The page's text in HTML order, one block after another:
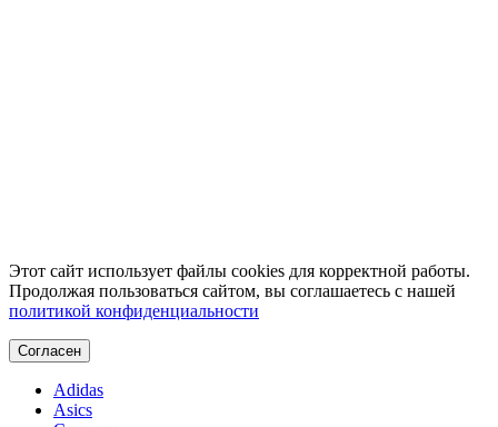
Этот сайт использует файлы cookies для корректной работы.
Продолжая пользоваться сайтом, вы соглашаетесь с нашей
политикой конфиденциальности
Согласен
Adidas
Asics